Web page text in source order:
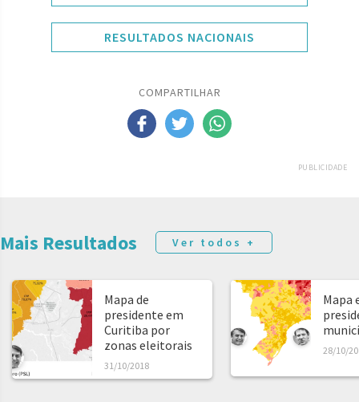
RESULTADOS NACIONAIS
COMPARTILHAR
PUBLICIDADE
Mais Resultados Ver todos +
Mapa de
presidente em
Curitiba por
zonas eleitorais
31/10/2018
Mapa
28/10/